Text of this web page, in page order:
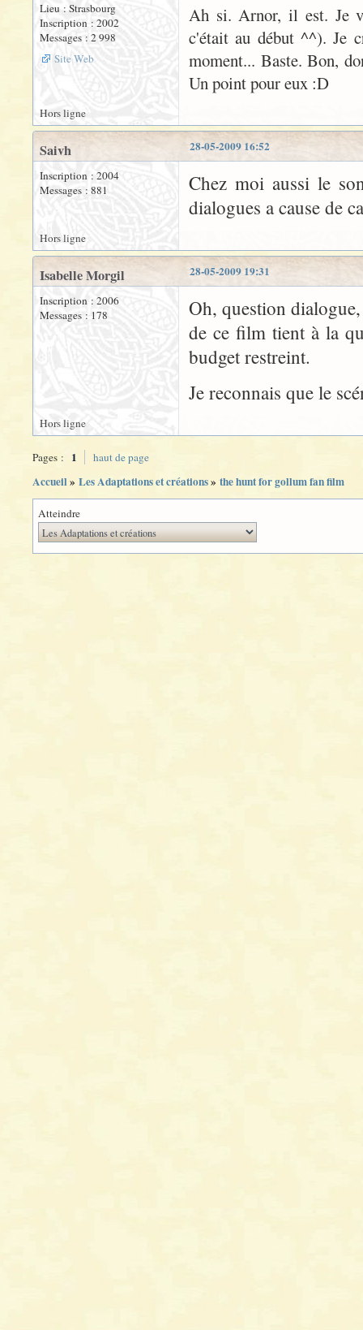
Lieu : Strasbourg
Inscription : 2002
Messages : 2 998
Site Web
Ah si. Arnor, il est. Je
c'était au début ^^). Je
moment... Baste. Bon,
Un point pour eux :D
Hors ligne
28-05-2009 16:52
Saivh
Inscription : 2004
Messages : 881
Chez moi aussi le
dialogues a cause de
Hors ligne
28-05-2009 19:31
Isabelle Morgil
Inscription : 2006
Messages : 178
Oh, question
de ce film tient à la
budget restreint.
Je reconnais que le
Hors ligne
Pages : 1 haut de page
Accueil» Les Adaptations et créations» the hunt for gollum fan film
Atteindre